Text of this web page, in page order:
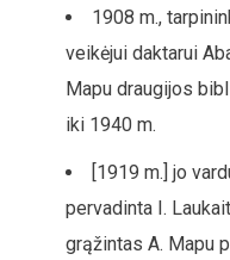
1908 m.,
veikėjui daktarui
Mapu draugijos
iki 1940 m.
[1919 m.] jo
pervadinta I.
grąžintas A. Mapu